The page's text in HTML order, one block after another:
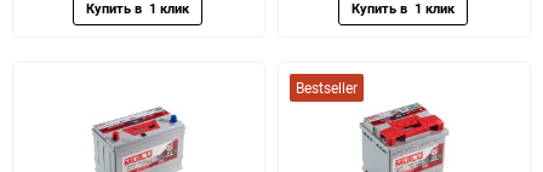
Bestseller